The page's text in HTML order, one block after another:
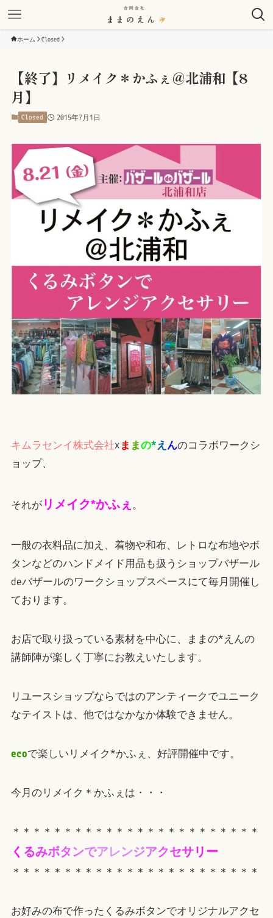
ホーム Closed
【終了】リメイク＊かふぇ＠北浦和【8
月】
Closed 2015年7月1日
キムラセンイ株式会社×ま まの*え んのコラボワークシ
ョップ、
それがリ メイク*かふぇ 。
一般の衣料品に加え、着物や和布、レトロな布地やボ
タンなどのハンドメイド用品も扱うショップバザール
deバザールのワークショップスペースにて毎月開催し
ております。
お店で取り扱っている素材を中心に、ままの*えんの
講師陣が楽しく丁寧にお教えいたします。
リユースショップならではのアンティークでユニーク
なテイストは、他ではなかなか体験できません。
ecoで楽しいリメイク*かふぇ、好評開催中です。
今月のリメイク＊かふぇは・・・
＊＊＊＊＊＊＊＊＊＊＊＊＊＊＊＊＊＊＊＊＊＊＊＊
く るみボタンでアレンジアクセサリ ー
＊＊＊＊＊＊＊＊＊＊＊＊＊＊＊＊＊＊＊＊＊＊＊＊
お好みの布で作ったくるみボタンでオリジナルアクセ